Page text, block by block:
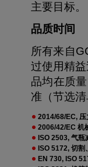
主要目标。
品质时间
所有来自
过使用精
品均在质
准（节选
2014/68/EC, 压
2006/42/EC 机
ISO 2503, 气瓶
ISO 5172, 切
EN 730, ISO